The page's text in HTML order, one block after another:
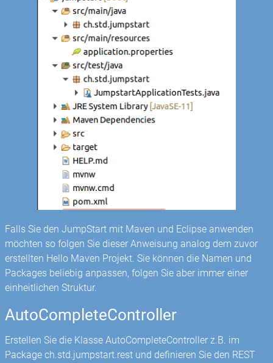
Falls Sie den JumpStart mit Maven und Eclipse anwenden
möchten so folgen Sie dieser Anweisung analog dem zuvor
erstellten Hello Maven Projekt. Sie können die Namen und
Packages beliebig anpassen, folgen Sie aber immer einer
einheitlichen Struktur.
AutoCompleteController
Erstellen Sie die Klasse AutoCompleteController z.B. im
Package ch.std.jumpstart.rest und definieren Sie den REST